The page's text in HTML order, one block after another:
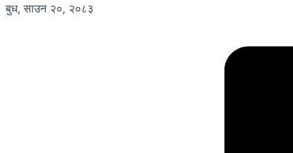
बुध, साउन २०, २०८३